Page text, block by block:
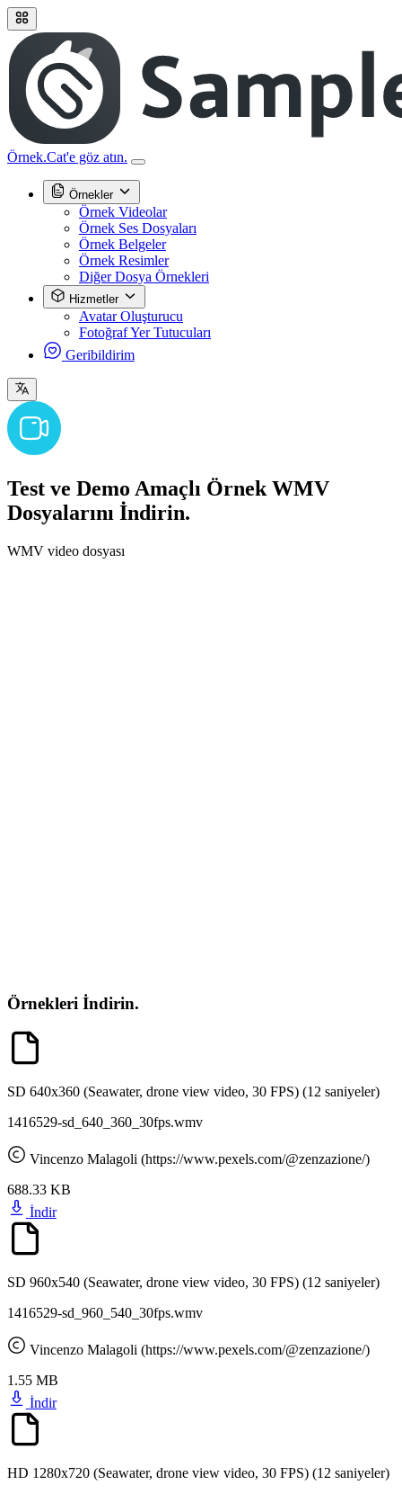
Örnek.Cat'e göz atın.
Örnekler
Örnek Videolar
Örnek Ses Dosyaları
Örnek Belgeler
Örnek Resimler
Diğer Dosya Örnekleri
Hizmetler
Avatar Oluşturucu
Fotoğraf Yer Tutucuları
Geribildirim
Test ve Demo Amaçlı Örnek WMV
Dosyalarını İndirin.
WMV video dosyası
Örnekleri İndirin.
SD 640x360 (Seawater, drone view video, 30 FPS) (12 saniyeler)
1416529-sd_640_360_30fps.wmv
Vincenzo Malagoli (https://www.pexels.com/@zenzazione/)
688.33 KB
İndir
SD 960x540 (Seawater, drone view video, 30 FPS) (12 saniyeler)
1416529-sd_960_540_30fps.wmv
Vincenzo Malagoli (https://www.pexels.com/@zenzazione/)
1.55 MB
İndir
HD 1280x720 (Seawater, drone view video, 30 FPS) (12 saniyeler)